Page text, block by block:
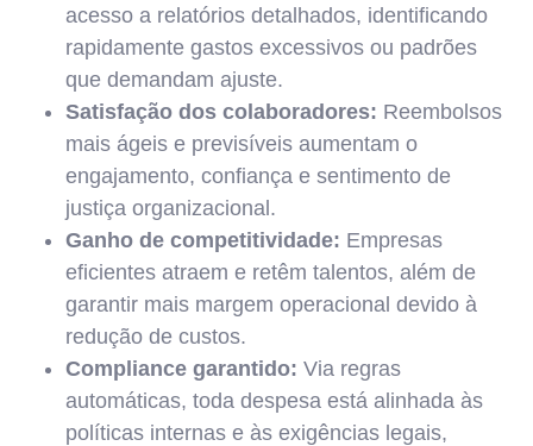
acesso a relatórios detalhados, identificando
rapidamente gastos excessivos ou padrões
que demandam ajuste.
Satisfação dos colaboradores: Reembolsos
mais ágeis e previsíveis aumentam o
engajamento, confiança e sentimento de
justiça organizacional.
Ganho de competitividade: Empresas
eficientes atraem e retêm talentos, além de
garantir mais margem operacional devido à
redução de custos.
Compliance garantido: Via regras
automáticas, toda despesa está alinhada às
políticas internas e às exigências legais,